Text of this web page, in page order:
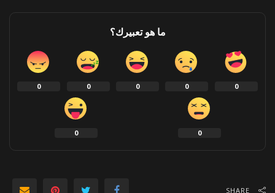
ما هو تعبيرك؟
0
0
0
0
0
0
0
SHARE